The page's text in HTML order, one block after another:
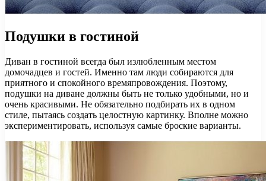
Подушки в гостиной
Диван в гостиной всегда был излюбленным местом
домочадцев и гостей. Именно там люди собираются для
приятного и спокойного времяпровождения. Поэтому,
подушки на диване должны быть не только удобными, но и
очень красивыми. Не обязательно подбирать их в одном
стиле, пытаясь создать целостную картинку. Вполне можно
экспериментировать, используя самые броские варианты.